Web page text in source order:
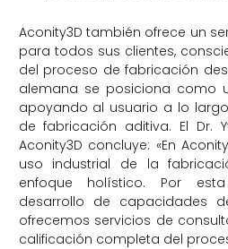
Aconity3D también ofrece un
para todos sus clientes,
del proceso de fabricación
alemana se posiciona como
apoyando al usuario a lo
de fabricación aditiva. El Dr.
Aconity3D concluye: «En
uso industrial de la
enfoque holístico. Por
desarrollo de capacidades
ofrecemos servicios de
calificación completa del